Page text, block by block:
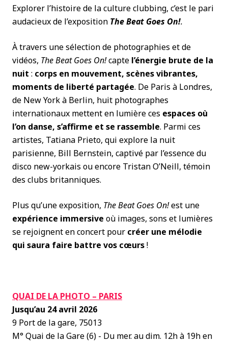
Explorer l’histoire de la culture clubbing, c’est le pari
audacieux de l’exposition The Beat Goes On!.
À travers une sélection de photographies et de
vidéos, The Beat Goes On!capte l’énergie brute de la
nuit : corps en mouvement, scènes vibrantes,
moments de liberté partagée. De Paris à Londres,
de New York à Berlin, huit photographes
internationaux mettent en lumière ces espaces où
l’on danse, s’affirme et se rassemble. Parmi ces
artistes, Tatiana Prieto, qui explore la nuit
parisienne, Bill Bernstein, captivé par l’essence du
disco new-yorkais ou encore Tristan O’Neill, témoin
des clubs britanniques.
Plus qu’une exposition, The Beat Goes On!est une
expérience immersive où images, sons et lumières
se rejoignent en concert pour créer une mélodie
qui saura faire battre vos cœurs!
QUAI DE LA PHOTO – PARIS
Jusqu’au 24 avril 2026
9 Port de la gare, 75013
M° Quai de la Gare (6) - Du mer. au dim. 12h à 19h en